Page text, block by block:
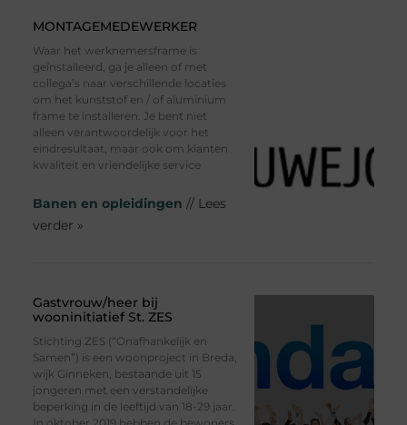
MONTAGEMEDEWERKER
Waar het werknemersframe is
geïnstalleerd, ga je alleen of met
collega’s naar verschillende locaties
om het kunststof en / of aluminium
frame te installeren. Je bent niet
alleen verantwoordelijk voor het
eindresultaat, maar ook om klanten
kwaliteit en vriendelijke service
Banen en opleidingen // Lees
verder »
Gastvrouw/heer bij
wooninitiatief St. ZES
Stichting ZES (“Onafhankelijk en
Samen”) is een woonproject in Breda,
wijk Ginneken, bestaande uit 15
jongeren met een verstandelijke
beperking in de leeftijd van 18-29 jaar.